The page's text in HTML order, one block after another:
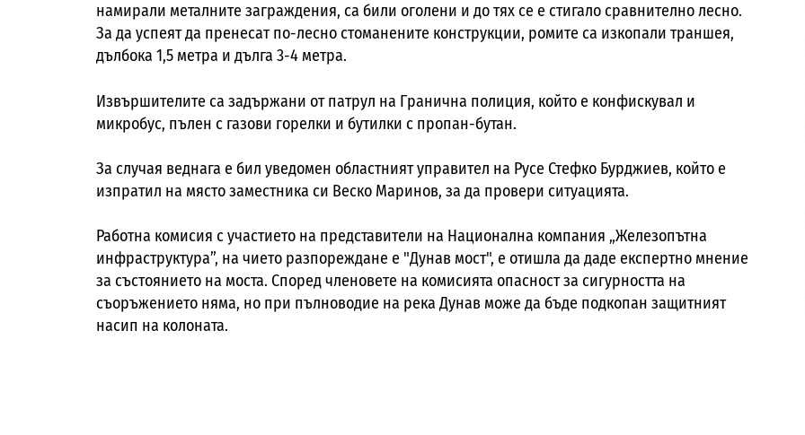
намирали металните заграждения, са били оголени и до тях се е стигало сравнително лесно.
За да успеят да пренесат по-лесно стоманените конструкции, ромите са изкопали траншея,
дълбока 1,5 метра и дълга 3-4 метра.
Извършителите са задържани от патрул на Гранична полиция, който е конфискувал и
микробус, пълен с газови горелки и бутилки с пропан-бутан.
За случая веднага е бил уведомен областният управител на Русе Стефко Бурджиев, който е
изпратил на място заместника си Веско Маринов, за да провери ситуацията.
Работна комисия с участието на представители на Национална компания „Железопътна
инфраструктура”, на чието разпореждане е "Дунав мост", е отишла да даде експертно мнение
за състоянието на моста. Според членовете на комисията опасност за сигурността на
съоръжението няма, но при пълноводие на река Дунав може да бъде подкопан защитният
насип на колоната.